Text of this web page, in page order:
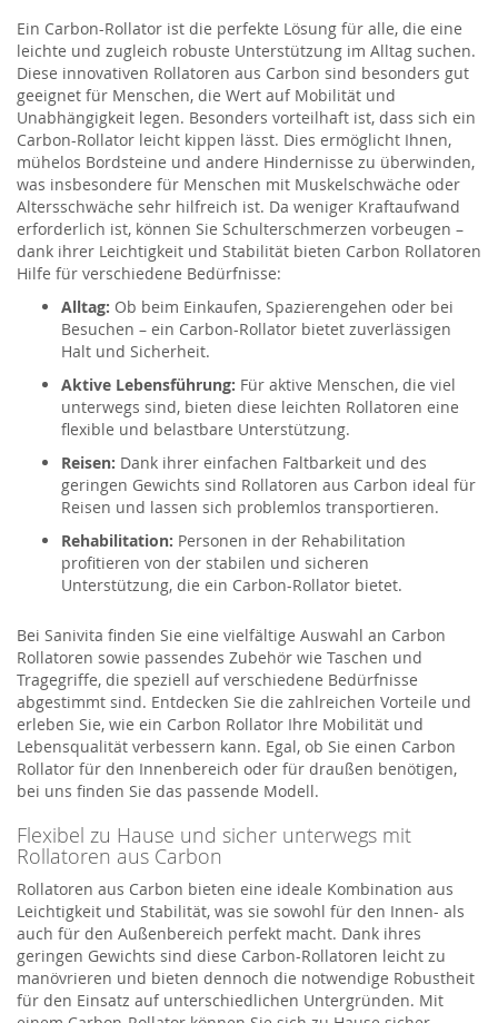
Ein Carbon-Rollator ist die perfekte Lösung für alle, die eine
leichte und zugleich robuste Unterstützung im Alltag suchen.
Diese innovativen Rollatoren aus Carbon sind besonders gut
geeignet für Menschen, die Wert auf Mobilität und
Unabhängigkeit legen. Besonders vorteilhaft ist, dass sich ein
Carbon-Rollator leicht kippen lässt. Dies ermöglicht Ihnen,
mühelos Bordsteine und andere Hindernisse zu überwinden,
was insbesondere für Menschen mit Muskelschwäche oder
Altersschwäche sehr hilfreich ist. Da weniger Kraftaufwand
erforderlich ist, können Sie Schulterschmerzen vorbeugen –
dank ihrer Leichtigkeit und Stabilität bieten Carbon Rollatoren
Hilfe für verschiedene Bedürfnisse:
Alltag: Ob beim Einkaufen, Spazierengehen oder bei
Besuchen – ein Carbon-Rollator bietet zuverlässigen
Halt und Sicherheit.
Aktive Lebensführung: Für aktive Menschen, die viel
unterwegs sind, bieten diese leichten Rollatoren eine
flexible und belastbare Unterstützung.
Reisen: Dank ihrer einfachen Faltbarkeit und des
geringen Gewichts sind Rollatoren aus Carbon ideal für
Reisen und lassen sich problemlos transportieren.
Rehabilitation: Personen in der Rehabilitation
profitieren von der stabilen und sicheren
Unterstützung, die ein Carbon-Rollator bietet.
Bei Sanivita finden Sie eine vielfältige Auswahl an Carbon
Rollatoren sowie passendes Zubehör wie Taschen und
Tragegriffe, die speziell auf verschiedene Bedürfnisse
abgestimmt sind. Entdecken Sie die zahlreichen Vorteile und
erleben Sie, wie ein Carbon Rollator Ihre Mobilität und
Lebensqualität verbessern kann. Egal, ob Sie einen Carbon
Rollator für den Innenbereich oder für draußen benötigen,
bei uns finden Sie das passende Modell.
Flexibel zu Hause und sicher unterwegs mit
Rollatoren aus Carbon
Rollatoren aus Carbon bieten eine ideale Kombination aus
Leichtigkeit und Stabilität, was sie sowohl für den Innen- als
auch für den Außenbereich perfekt macht. Dank ihres
geringen Gewichts sind diese Carbon-Rollatoren leicht zu
manövrieren und bieten dennoch die notwendige Robustheit
für den Einsatz auf unterschiedlichen Untergründen. Mit